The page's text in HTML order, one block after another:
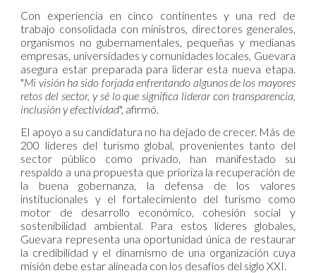
Con experiencia en cinco continentes y una red de
trabajo consolidada con ministros, directores generales,
organismos no gubernamentales, pequeñas y medianas
empresas, universidades y comunidades locales, Guevara
asegura estar preparada para liderar esta nueva etapa.
"Mi visión ha sido forjada enfrentando algunos de los mayores
retos del sector, y sé lo que significa liderar con transparencia,
inclusión y efectividad", afirmó.
El apoyo a su candidatura no ha dejado de crecer. Más de
200 líderes del turismo global, provenientes tanto del
sector público como privado, han manifestado su
respaldo a una propuesta que prioriza la recuperación de
la buena gobernanza, la defensa de los valores
institucionales y el fortalecimiento del turismo como
motor de desarrollo económico, cohesión social y
sostenibilidad ambiental. Para estos líderes globales,
Guevara representa una oportunidad única de restaurar
la credibilidad y el dinamismo de una organización cuya
misión debe estar alineada con los desafíos del siglo XXI.